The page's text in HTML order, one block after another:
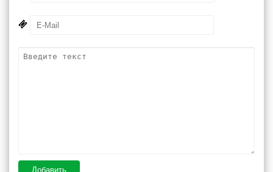
Добавить